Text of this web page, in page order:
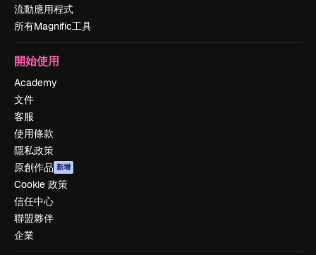
流動應用程式
所有Magnific工具
開始使用
Academy
文件
客服
使用條款
隱私政策
原創作品 新增
Cookie 政策
信任中心
聯盟夥伴
企業